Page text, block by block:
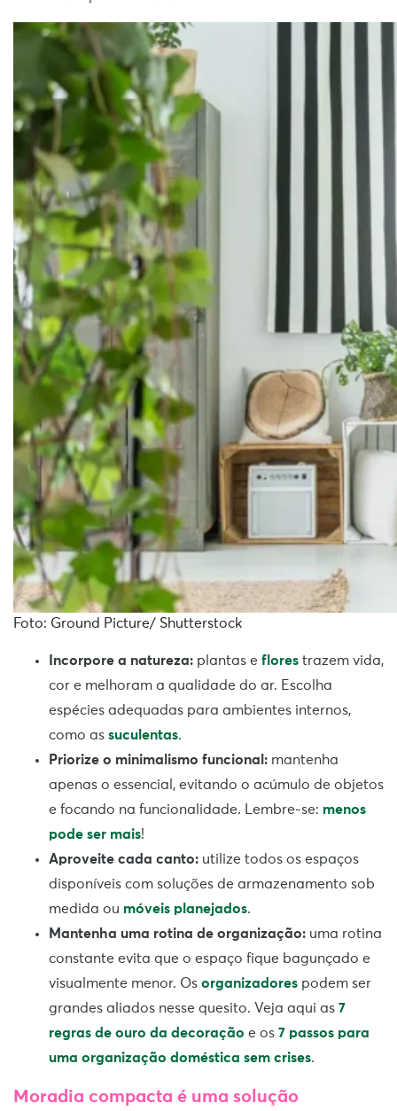
Foto: Ground Picture/ Shutterstock
Incorpore a natureza: plantas e flores trazem vida,
cor e melhoram a qualidade do ar. Escolha
espécies adequadas para ambientes internos,
como as suculentas.
Priorize o minimalismo funcional: mantenha
apenas o essencial, evitando o acúmulo de objetos
e focando na funcionalidade. Lembre-se: menos
pode ser mais!
Aproveite cada canto: utilize todos os espaços
disponíveis com soluções de armazenamento sob
medida ou móveis planejados.
Mantenha uma rotina de organização: uma rotina
constante evita que o espaço fique bagunçado e
visualmente menor. Os organizadores podem ser
grandes aliados nesse quesito. Veja aqui as 7
regras de ouro da decoração e os 7 passos para
uma organização doméstica sem crises.
Moradia compacta é uma solução